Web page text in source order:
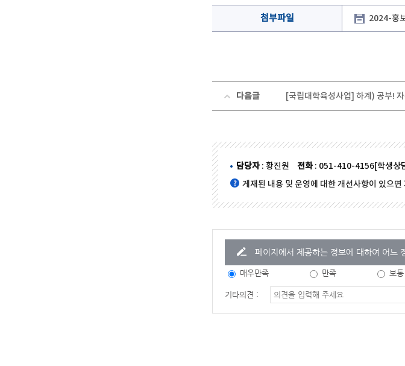
첨부파일 2024-홍
다음글 [국립대학육성사업] 하계) 공부!
담당자 : 황진원 전화 : 051-410-4156[학생상
게재된 내용 및 운영에 대한 개선사항이 있으
페이지에서 제공하는 정보에 대하여 어느
매우만족 만족 보통
기타의견 :